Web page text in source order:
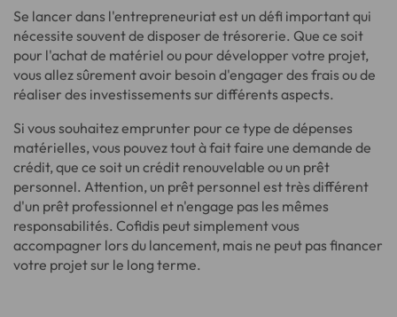
Se lancer dans l'entrepreneuriat est un défi important qui
nécessite souvent de disposer de trésorerie. Que ce soit
pour l'achat de matériel ou pour développer votre projet,
vous allez sûrement avoir besoin d'engager des frais ou de
réaliser des investissements sur différents aspects.
Si vous souhaitez emprunter pour ce type de dépenses
matérielles, vous pouvez tout à fait faire une demande de
crédit, que ce soit un crédit renouvelable ou un prêt
personnel. Attention, un prêt personnel est très différent
d'un prêt professionnel et n'engage pas les mêmes
responsabilités. Cofidis peut simplement vous
accompagner lors du lancement, mais ne peut pas financer
votre projet sur le long terme.